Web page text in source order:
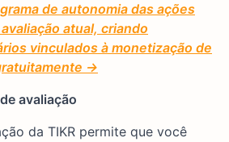
de autonomia das ações
atual, criando
vinculados à monetização de
→
avaliação
da TIKR permite que você